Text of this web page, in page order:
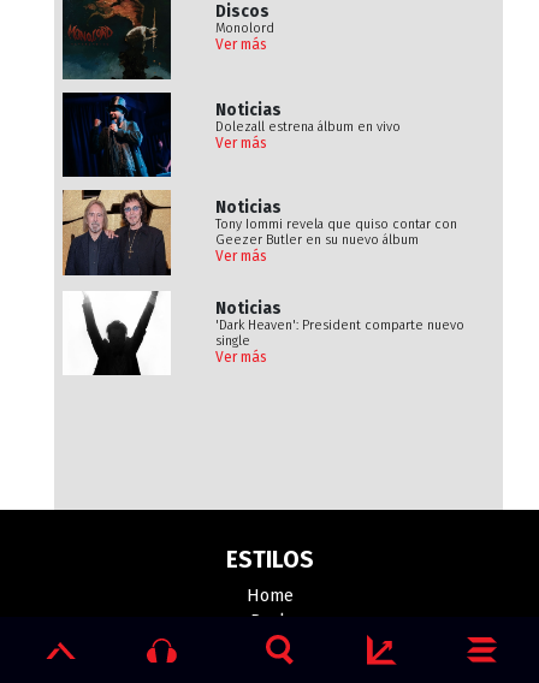
Discos
Monolord
Ver más
Noticias
Dolezall estrena álbum en vivo
Ver más
Noticias
Tony Iommi revela que quiso contar con
Geezer Butler en su nuevo álbum
Ver más
Noticias
'Dark Heaven': President comparte nuevo
single
Ver más
ESTILOS
Home
Rock
Metal
Vanguardia